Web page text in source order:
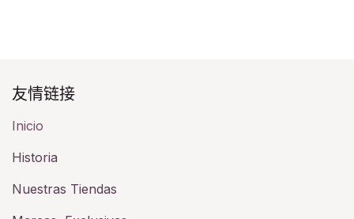
友情链接​
Inicio
Historia​
Nuestras Tiendas